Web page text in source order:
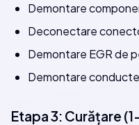
Demontare
Deconectare
Demontare EGR de
Demontare
Etapa 3: Curățare